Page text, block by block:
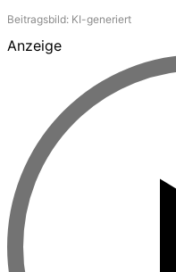
Beitragsbild: KI-generiert
Anzeige